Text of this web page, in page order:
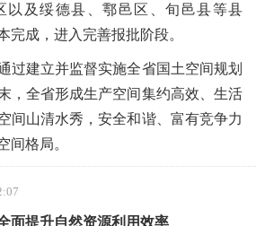
以及绥德县、鄠邑区、旬邑县等县
完成，进入完善报批阶段。
过建立并监督实施全省国土空间规划
，全省形成生产空间集约高效、生活
间山清水秀，安全和谐、富有竞争力
间格局。
面提升自然资源利用效率